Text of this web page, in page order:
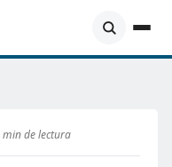
min de lectura